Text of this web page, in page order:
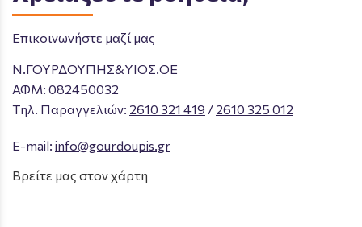
Επικοινωνήστε μαζί μας
Ν.ΓΟΥΡΔΟΥΠΗΣ&ΥΙΟΣ.ΟΕ
ΑΦΜ: 082450032
Tηλ. Παραγγελιών: 2610 321 419 / 2610 325 012
E-mail: info@gourdoupis.gr
Βρείτε μας στον χάρτη